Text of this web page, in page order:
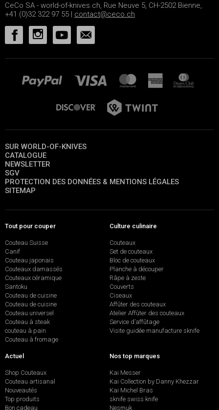
CeCo SA - world-of-knives.ch, Rue Neuve 5, CH-2502 Bienne,
+41 (0)32 322 97 55 | contact@ceco.ch
SUR WORLD-OF-KNIVES
CATALOGUE
NEWSLETTER
SGV
PROTECTION DES DONNÉES & MENTIONS LÉGALES
SITEMAP
Tout pour couper
Couteau Suisse
Canif
Couteau japonais
Couteaux damassés
Couteaux céramique
Santoku
Couteau de cuisine
Couteau de cuisine
Couteau universel
Couteau à steak
couteau à pain
Couteau à fromage
Culture culinaire
Couteaux
Set de couteaux
Bloc de couteaux
Planche à découper
Râpe à zeste
Couverts
Ciseaux
Affûter des couteaux
Atelier Affûter des couteaux
Service d’affûtage
Visite guidée manufacture sknife
Actuel
Shop Couteaux
Couteau artisanal
Nouveautés
Top produits
Bon cadeau
Nos top marques
Kai Messer
Kai Collection by Danny Khezzar
Kai Michel Bras
sknife swiss knife
Nesmuk